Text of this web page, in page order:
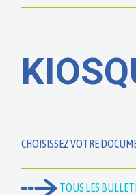
CHOISISSEZ VOTRE
TOUS LES